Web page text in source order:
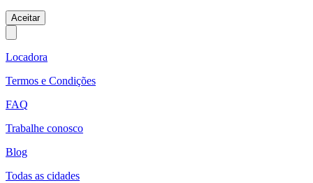
Aceitar
Locadora
Termos e Condições
FAQ
Trabalhe conosco
Blog
Todas as cidades